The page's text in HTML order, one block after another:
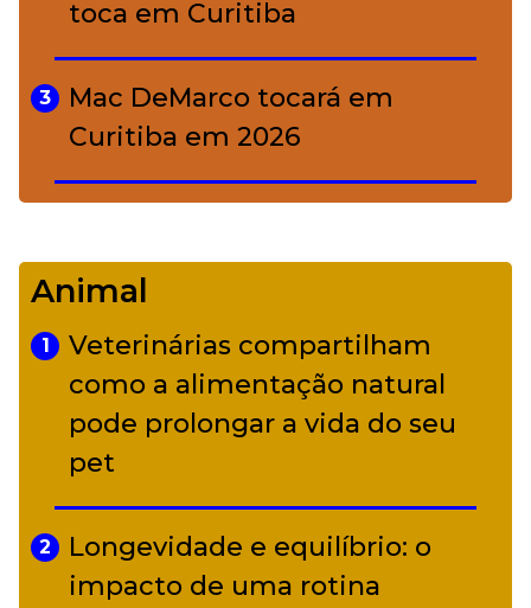
toca em Curitiba
3
Mac DeMarco tocará em
Curitiba em 2026
Camerata tem repertório
diverso a partir de R$ 17
Adriana Calcanhotto retoma
alter ego infantil para show em
Curitiba
Animal
1
Veterinárias compartilham
como a alimentação natural
pode prolongar a vida do seu
pet
2
Longevidade e equilíbrio: o
impacto de uma rotina